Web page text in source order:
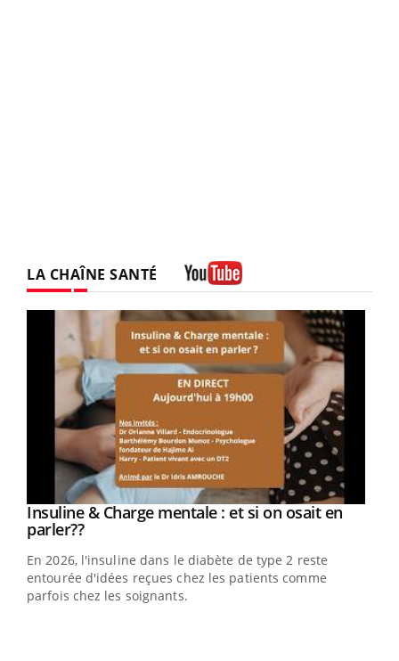
LA CHAÎNE SANTÉ
Youtube
Insuline & Charge mentale : et si on osait en
parler??Youtube
En 2026, l'insuline dans le diabète de type 2 reste
entourée d'idées reçues chez les patients comme
parfois chez les soignants.